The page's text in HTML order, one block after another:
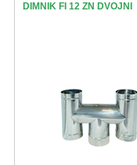
DIMNIK FI 12 ZN DVOJNI